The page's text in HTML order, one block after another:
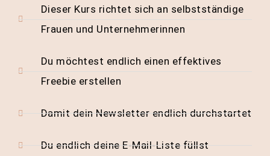
Dieser Kurs richtet sich an selbstständige
Frauen und Unternehmerinnen
Du möchtest endlich einen effektives
Freebie erstellen
Damit dein Newsletter endlich durchstartet
Du endlich deine E-Mail-Liste füllst